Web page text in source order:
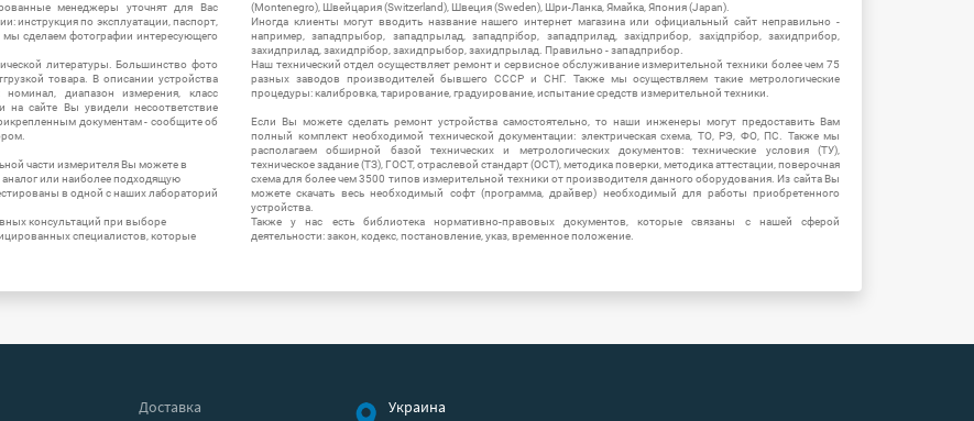
менеджеры уточнят для Вас
инструкция по эксплуатации, паспорт,
сделаем фотографии интересующего
литературы. Большинство фото
товара. В описании устройства
номинал, диапазон измерения, класс
на сайте Вы увидели несоответствие
документам - сообщите об
части измерителя Вы можете в
или наиболее подходящую
в одной с наших лабораторий
консультаций при выборе
специалистов, которые
(Montenegro), Швейцария (Switzerland), Швеция (Sweden), Шри-Ланка, Ямайка, Япония (Japan).
Иногда клиенты могут вводить название нашего интернет магазина или официальный сайт неправильно -
например, западпрыбор, западпрылад, западпрібор, западприлад, західприбор, західпрібор, захидприбор,
захидприлад, захидпрібор, захидпрыбор, захидпрылад. Правильно - западприбор.
Наш технический отдел осуществляет ремонт и сервисное обслуживание измерительной техники более чем 75
разных заводов производителей бывшего СССР и СНГ. Также мы осуществляем такие метрологические
процедуры: калибровка, тарирование, градуирование, испытание средств измерительной техники.
Если Вы можете сделать ремонт устройства самостоятельно, то наши инженеры могут предоставить Вам
полный комплект необходимой технической документации: электрическая схема, ТО, РЭ, ФО, ПС. Также мы
располагаем обширной базой технических и метрологических документов: технические условия (ТУ),
техническое задание (ТЗ), ГОСТ, отраслевой стандарт (ОСТ), методика поверки, методика аттестации, поверочная
схема для более чем 3500 типов измерительной техники от производителя данного оборудования. Из сайта Вы
можете скачать весь необходимый софт (программа, драйвер) необходимый для работы приобретенного
устройства.
Также у нас есть библиотека нормативно-правовых документов, которые связаны с нашей сферой
деятельности: закон, кодекс, постановление, указ, временное положение.
Доставка
Украина